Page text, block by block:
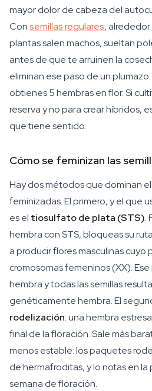
mayor dolor de cabeza del
Consemillas regulares,
plantas salen machos, sueltan
antes de que te arruinen la
eliminan ese paso de un
obtienes 5 hembras en flor. Si
reserva y no para crear híbridos,
que tiene sentido.
Cómo se feminizan las
Hay dos métodos que dominan
feminizadas. El primero, y el que
es el tiosulfato de plata (STS).
hembra con STS, bloqueas su
a producir flores masculinas
cromosomas femeninos (XX).
hembra y todas las semillas
genéticamente hembra. El
rodelización: una hembra
final de la floración. Sale más
menos estable: los paquetes
de hermafroditas, y lo notas en
semana de floración.